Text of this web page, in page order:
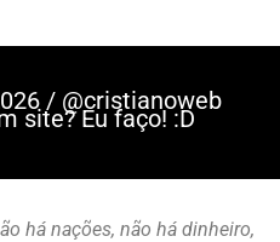
/ @cristianoweb
site? Eu faço! :D
há nações, não há dinheiro,